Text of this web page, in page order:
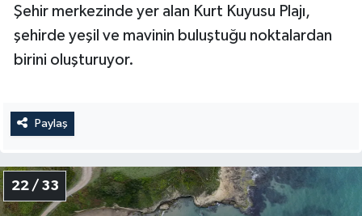
Şehir merkezinde yer alan Kurt Kuyusu Plajı,
şehirde yeşil ve mavinin buluştuğu noktalardan
birini oluşturuyor.
Paylaş
22 / 33